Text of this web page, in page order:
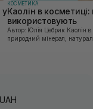
у
КОСМЕТИКА
Каолін в
використовують
Автор: Юлія Цебрик Каолін в косметології – це
природний мінерал,